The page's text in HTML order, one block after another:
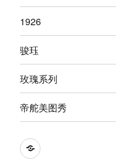
1926
骏珏
玫瑰系列
帝舵美图秀
Tying